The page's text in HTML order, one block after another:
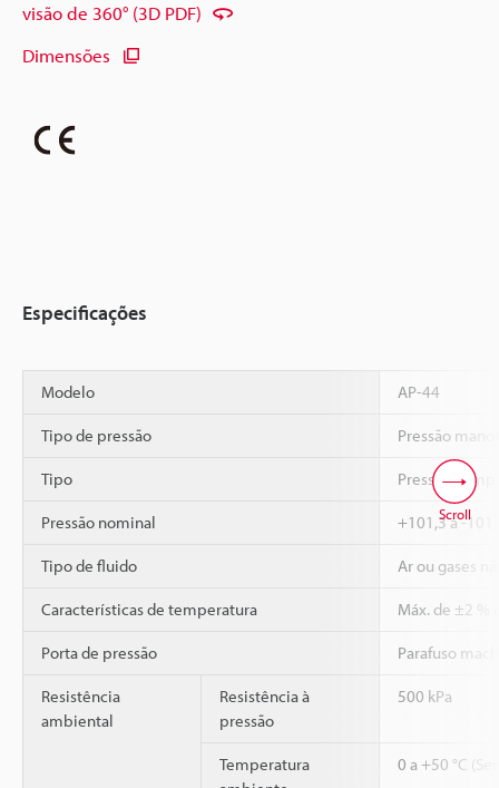
visão de 360° (3D PDF)
Dimensões
Especificações
Modelo AP-44
Tipo de pressão Pressão
Tipo Pressão
Pressão nominal +101,3 a -
Tipo de fluido Ar ou gases
Características de temperatura Máx. de ±2 %
Porta de pressão Parafuso
Resistência
ambiental
Resistência à
pressão
500 kPa
Temperatura
0 a +50 °C
Scroll